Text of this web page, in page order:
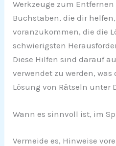
Werkzeuge zum
Buchstaben, die dir
voranzukommen, die die
schwierigsten
Diese Hilfen sind darauf
verwendet zu werden,
Lösung von Rätseln unter
Wann es sinnvoll ist, im
Vermeide es, Hinweise